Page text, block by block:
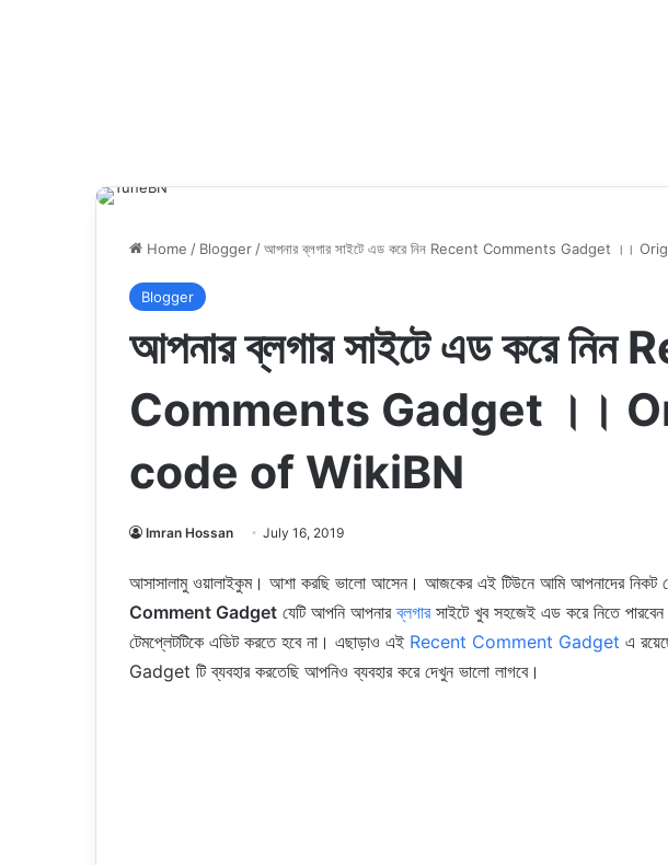
Home / Blogger /আপনার ব্লগার সাইটে এড করে নিন Recent Comments Gadget ।।
Blogger
আপনার ব্লগার সাইটে এড করে
Comments Gadget ।।
code of WikiBN
Imran Hossan July 16, 2019
আসাসালামু ওয়ালাইকুম। আশা করছি ভালো আসেন। আজকের এই টিউনে আমি আপনাদের নিকট
Comment Gadget যেটি আপনি আপনারব্লগারসাইটে খুব সহজেই এড করে নিতে
টেমপ্লেটটিকে এডিট করতে হবে না। এছাড়াও এই Recent Comment Gadget এ
Gadget টি ব্যবহার করতেছি আপনিও ব্যবহার করে দেখুন ভালো লাগবে।